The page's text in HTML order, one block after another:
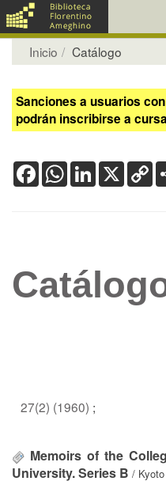
Inicio Catálogo
Sanciones a usuarios
podrán inscribirse a
FacebookWhatsApp
LinkedIn
X
27(2) (1960) ;
Memoirs of the
University. Series B /